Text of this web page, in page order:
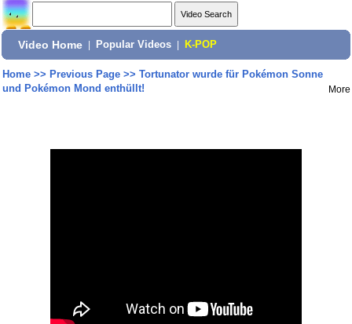
Video Home Popular Videos K-POP
Home>> Previous Page>> Tortunator wurde für Pokémon Sonne
und Pokémon Mond enthüllt!
More